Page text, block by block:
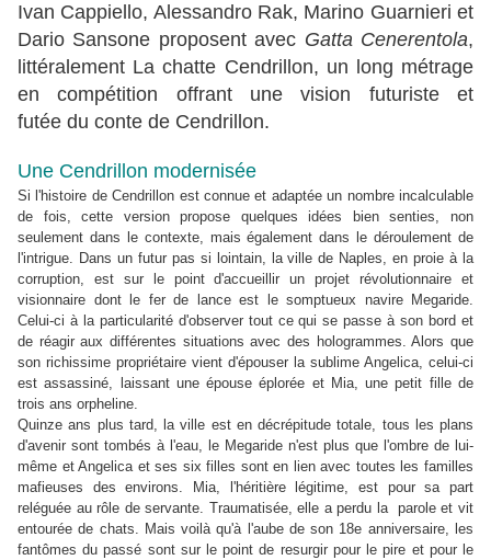
Ivan Cappiello, Alessandro Rak, Marino Guarnieri et
Dario Sansone proposent avec Gatta Cenerentola,
littéralement La chatte Cendrillon, un long métrage
en compétition offrant une vision futuriste et
futée du conte de Cendrillon.
Une Cendrillon modernisée
Si l'histoire de Cendrillon est connue et adaptée un nombre incalculable
de fois, cette version propose quelques idées biensenties, non
seulement dans le contexte, mais également dans le déroulement de
l'intrigue. Dans un futur pas si lointain, la ville de Naples, en proie à la
corruption, est sur le point d'accueillir un projet révolutionnaire et
visionnaire dont le fer de lance est le somptueux navire Megaride.
Celui-ci à la particularité d'observer tout ce qui se passe à son bord et
de réagir aux différentes situations avec des hologrammes. Alors que
son richissime propriétaire vient d'épouser la sublime Angelica, celui-ci
est assassiné, laissant uneépouse éplorée et Mia, une petit fille de
trois ans orpheline.
Quinze ans plus tard, la ville est en décrépitude totale, tous les plans
d'avenir sont tombés à l'eau, le Megaride n'est plus que l'ombre de lui-
même et Angelica et ses six filles sont en lien avec toutes les familles
mafieuses des environs. Mia, l'héritière légitime, est pour sa part
reléguée au rôle de servante. Traumatisée, elle a perdu la parole et vit
entourée de chats. Mais voilà qu'à l'aube de son 18e anniversaire, les
fantômes du passé sont sur le point de resurgir pour le pire et pour le